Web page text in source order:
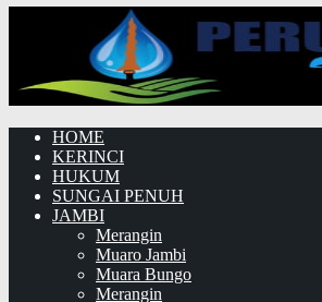
HOME
KERINCI
HUKUM
SUNGAI PENUH
JAMBI
Merangin
Muaro Jambi
Muara Bungo
Merangin